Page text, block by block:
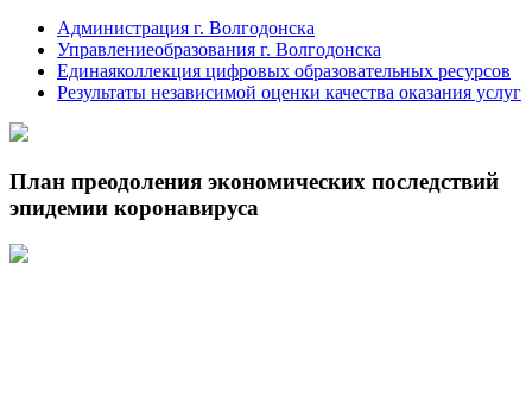
Администрация г. Волгодонска
Управлениеобразования г. Волгодонска
Единаяколлекция цифровых образовательных ресурсов
Результаты независимой оценки качества оказания услуг
План преодоления экономических последствий
эпидемии коронавируса